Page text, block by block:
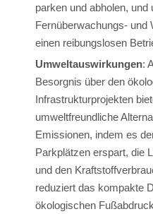
parken und abholen,
Fernüberwachungs- und
einen reibungslosen
Umweltauswirkungen:
Besorgnis über den
Infrastrukturprojekten
umweltfreundliche
Emissionen, indem es
Parkplätzen erspart, die
und den
reduziert das kompakte
ökologischen